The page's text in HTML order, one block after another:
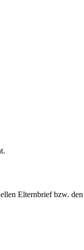
Elternbrief bzw.